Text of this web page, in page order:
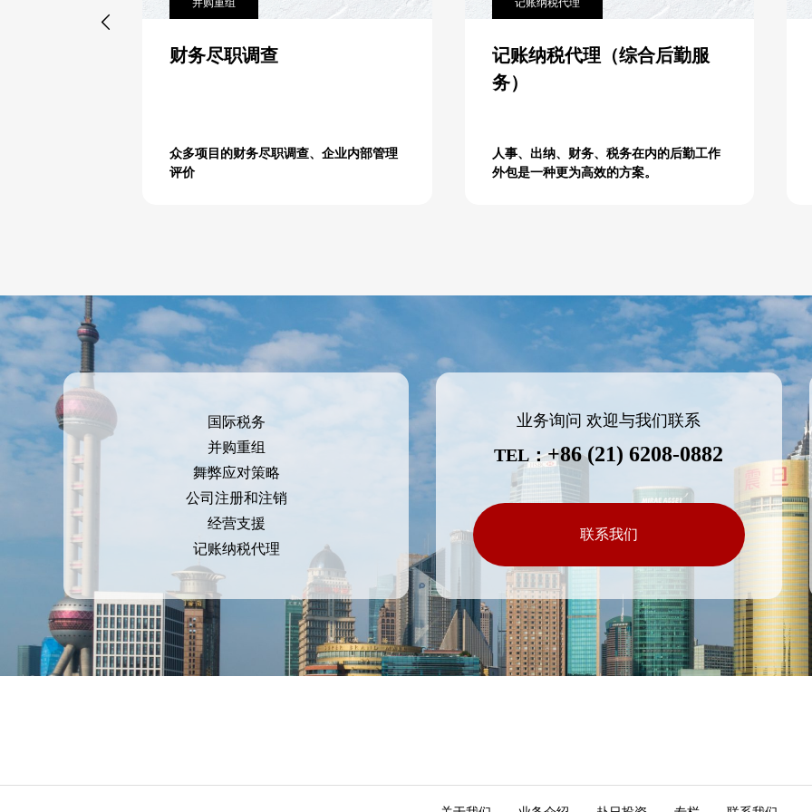
并购重组
财务尽职调查
众多项目的财务尽职调查、企业内部管理
评价
记账纳税代理
记账纳税代理（综合后勤服
务）
人事、出纳、财务、税务在内的后勤工作
外包是一种更为高效的方案。

国际税务
并购重组
舞弊应对策略
公司注册和注销
经营支援
记账纳税代理
业务询问 欢迎与我们联系
TEL：+86 (21) 6208-0882
联系我们